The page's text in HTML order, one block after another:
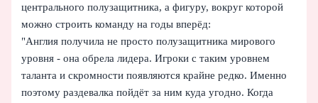
центрального полузащитника, а фигуру, вокруг которой
можно строить команду на годы вперёд:
"Англия получила не просто полузащитника мирового
уровня - она обрела лидера. Игроки с таким уровнем
таланта и скромности появляются крайне редко. Именно
поэтому раздевалка пойдёт за ним куда угодно. Когда